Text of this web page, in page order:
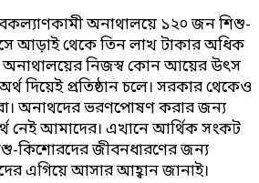
অনাথালয়ে ১২০ জন শিশু-
আড়াই থেকে তিন লাখ টাকার অধিক
অনাথালয়ের নিজস্ব কোন আয়ের উৎস
দিয়েই প্রতিষ্ঠান চলে। সরকার থেকেও
অনাথদের ভরণপোষণ করার জন্য
নেই আমাদের। এখানে আর্থিক সংকট
কিশোরদের জীবনধারণের জন্য
এগিয়ে আসার আহ্বান জানাই।